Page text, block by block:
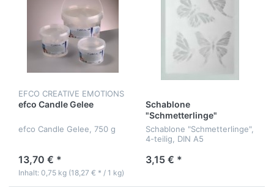
EFCO CREATIVE EMOTIONS
efco Candle Gelee
efco Candle Gelee, 750 g
13,70 € *
Inhalt: 0,75 kg (18,27 € * / 1 kg)
Schablone
"Schmetterlinge"
Schablone "Schmetterlinge",
4-teilig, DIN A5
3,15 € *